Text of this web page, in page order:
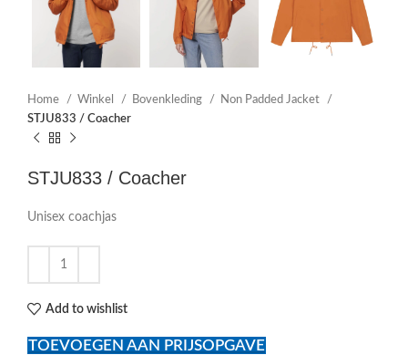
Home Winkel Bovenkleding
Non Padded Jacket
STJU833 / Coacher
STJU833 / Coacher
Unisex coachjas
Add to wishlist
TOEVOEGEN AAN PRIJSOPGAVE